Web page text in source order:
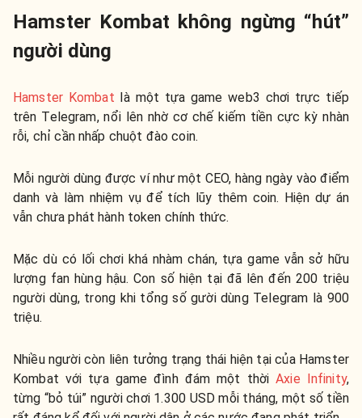
Hamster Kombat không ngừng “hút”
người dùng
Hamster Kombat là một tựa game web3 chơi trực tiếp
trên Telegram, nổi lên nhờ cơ chế kiếm tiền cực kỳ nhàn
rỗi, chỉ cần nhấp chuột đào coin.
Mỗi người dùng được ví như một CEO, hàng ngày vào điểm
danh và làm nhiệm vụ để tích lũy thêm coin. Hiện dự án
vẫn chưa phát hành token chính thức.
Mặc dù có lối chơi khá nhàm chán, tựa game vẫn sở hữu
lượng fan hùng hậu. Con số hiện tại đã lên đến 200 triệu
người dùng, trong khi tổng số gười dùng Telegram là 900
triệu.
Nhiều người còn liên tưởng trạng thái hiện tại của Hamster
Kombat với tựa game đình đám một thờiAxie Infinity,
từng “bỏ túi” người chơi 1.300 USD mỗi tháng, một số tiền